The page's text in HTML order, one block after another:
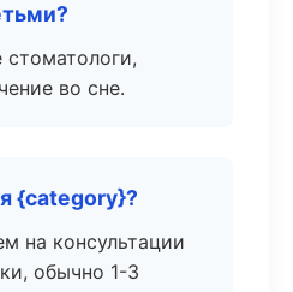
стоматологи,
во сне.
{category}?
на консультации
обычно 1-3